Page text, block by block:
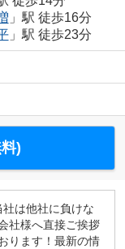
」駅 徒歩16分
」駅 徒歩23分
)
は他社に負けな
社様へ直接ご挨拶
ります！最新の情